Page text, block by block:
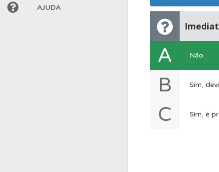
Biblioteca
Testemunhos Veja
Crie uma
Consulte as
AJUDA
A Não.
B Sim,
C Sim, é